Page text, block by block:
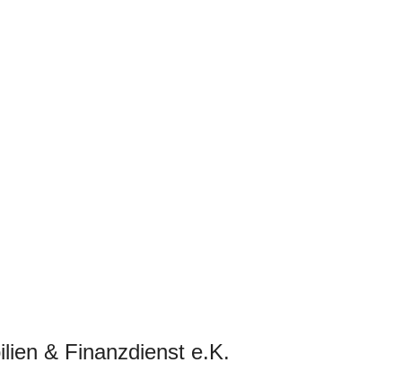
& Finanzdienst e.K.